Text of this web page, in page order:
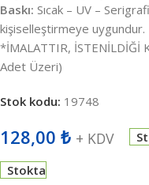
Baskı: Sıcak – UV –
kişiselleştirmeye uygundur.
*İMALATTIR, İSTENİLDİĞİ
Adet Üzeri)
Stok kodu: 19748
128,00 ₺ + KDV
Stokta